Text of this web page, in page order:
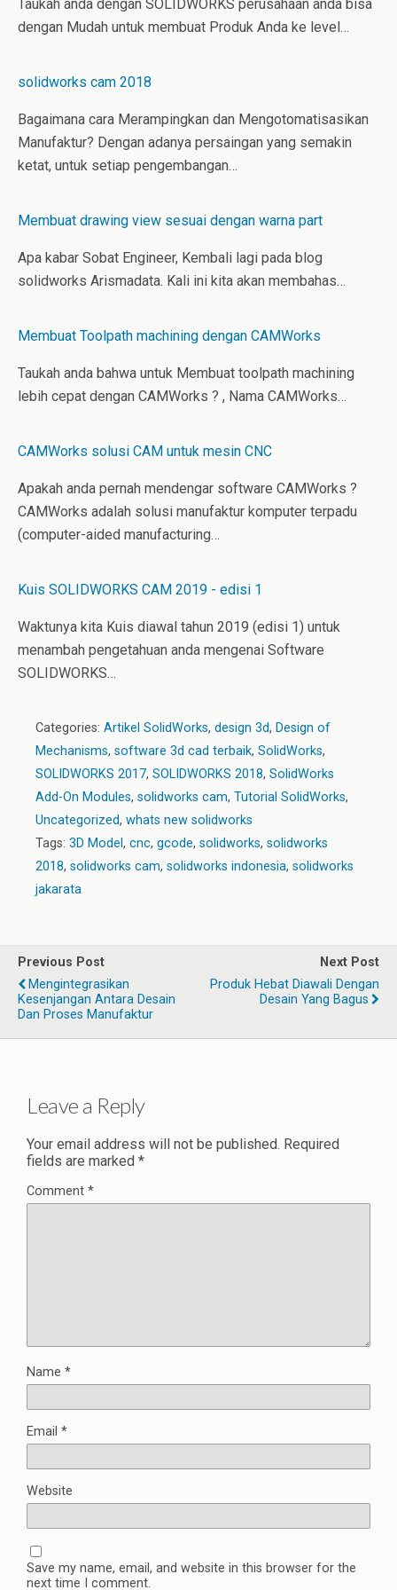
Taukah anda dengan SOLIDWORKS perusahaan anda bisa
dengan Mudah untuk membuat Produk Anda ke level…
solidworks cam 2018
Bagaimana cara Merampingkan dan Mengotomatisasikan
Manufaktur? Dengan adanya persaingan yang semakin
ketat, untuk setiap pengembangan…
Membuat drawing view sesuai dengan warna part
Apa kabar Sobat Engineer, Kembali lagi pada blog
solidworks Arismadata. Kali ini kita akan membahas…
Membuat Toolpath machining dengan CAMWorks
Taukah anda bahwa untuk Membuat toolpath machining
lebih cepat dengan CAMWorks ? , Nama CAMWorks…
CAMWorks solusi CAM untuk mesin CNC
Apakah anda pernah mendengar software CAMWorks ?
CAMWorks adalah solusi manufaktur komputer terpadu
(computer-aided manufacturing…
Kuis SOLIDWORKS CAM 2019 - edisi 1
Waktunya kita Kuis diawal tahun 2019 (edisi 1) untuk
menambah pengetahuan anda mengenai Software
SOLIDWORKS…
Categories: Artikel SolidWorks, design 3d, Design of
Mechanisms, software 3d cad terbaik, SolidWorks,
SOLIDWORKS 2017, SOLIDWORKS 2018, SolidWorks
Add-On Modules, solidworks cam, Tutorial SolidWorks,
Uncategorized, whats new solidworks
Tags: 3D Model , cnc, gcode, solidworks, solidworks
2018, solidworks cam, solidworks indonesia, solidworks
jakarata
Previous Post
Mengintegrasikan
Kesenjangan Antara Desain
Dan Proses Manufaktur
Next Post
Produk Hebat Diawali Dengan
Desain Yang Bagus
Leave a Reply
Your email address will not be published. Required
fields are marked *
Comment *
Name *
Email *
Website
Save my name, email, and website in this browser for the
next time I comment.